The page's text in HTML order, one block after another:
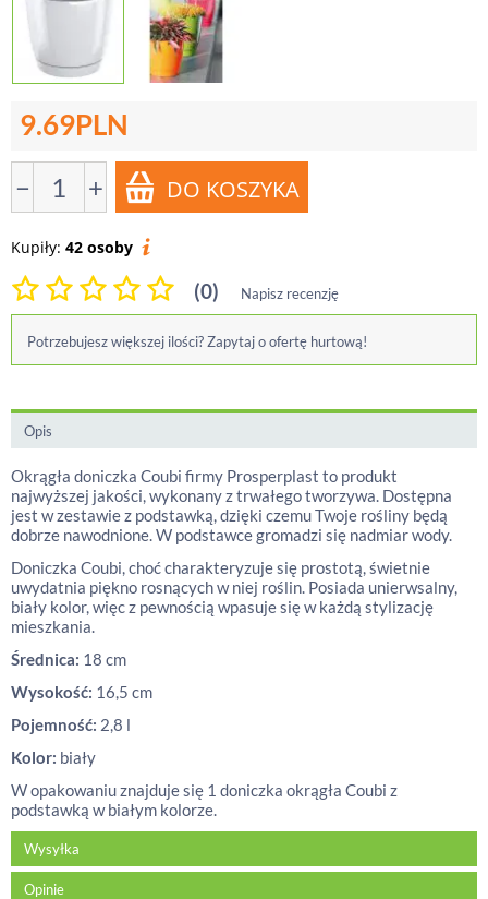
9.69PLN
− +
Kupiły: 42 osoby
(0) Napisz recenzję
Potrzebujesz większej ilości? Zapytaj o ofertę hurtową!
Opis
Okrągła doniczka Coubi firmy Prosperplast to produkt
najwyższej jakości, wykonany z trwałego tworzywa. Dostępna
jest w zestawie z podstawką, dzięki czemu Twoje rośliny będą
dobrze nawodnione. W podstawce gromadzi się nadmiar wody.
Doniczka Coubi, choć charakteryzuje się prostotą, świetnie
uwydatnia piękno rosnących w niej roślin. Posiada unierwsalny,
biały kolor, więc z pewnością wpasuje się w każdą stylizację
mieszkania.
Średnica: 18 cm
Wysokość: 16,5 cm
Pojemność: 2,8 l
Kolor: biały
W opakowaniu znajduje się 1 doniczka okrągła Coubi z
podstawką w białym kolorze.
Wysyłka
Opinie